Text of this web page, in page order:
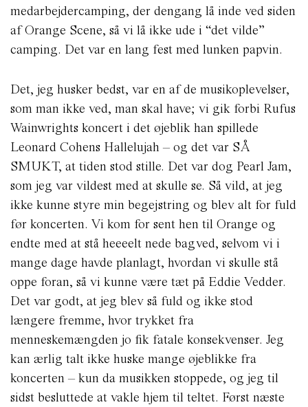
medarbejdercamping, der dengang lå inde ved siden
af Orange Scene, så vi lå ikke ude i “det vilde”
camping. Det var en lang fest med lunken papvin.
Det, jeg husker bedst, var en af de musikoplevelser,
som man ikke ved, man skal have; vi gik forbi Rufus
Wainwrights koncert i det øjeblik han spillede
Leonard Cohens Hallelujah – og det var SÅ
SMUKT, at tiden stod stille. Det var dog Pearl Jam,
som jeg var vildest med at skulle se. Så vild, at jeg
ikke kunne styre min begejstring og blev alt for fuld
før koncerten. Vi kom for sent hen til Orange og
endte med at stå heeeelt nede bagved, selvom vi i
mange dage havde planlagt, hvordan vi skulle stå
oppe foran, så vi kunne være tæt på Eddie Vedder.
Det var godt, at jeg blev så fuld og ikke stod
længere fremme, hvor trykket fra
menneskemængden jo fik fatale konsekvenser. Jeg
kan ærlig talt ikke huske mange øjeblikke fra
koncerten – kun da musikken stoppede, og jeg til
sidst besluttede at vakle hjem til teltet. Først næste